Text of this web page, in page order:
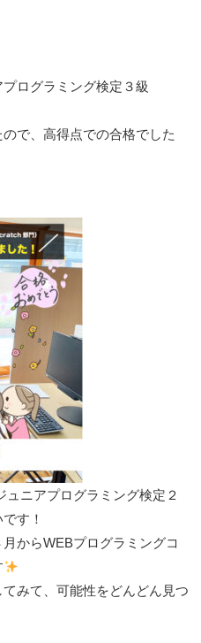
ログラミング検定３級
で、高得点での合格でした
ニアプログラミング検定２
す！
からWEBプログラミングコ
みて、可能性をどんどん見つ